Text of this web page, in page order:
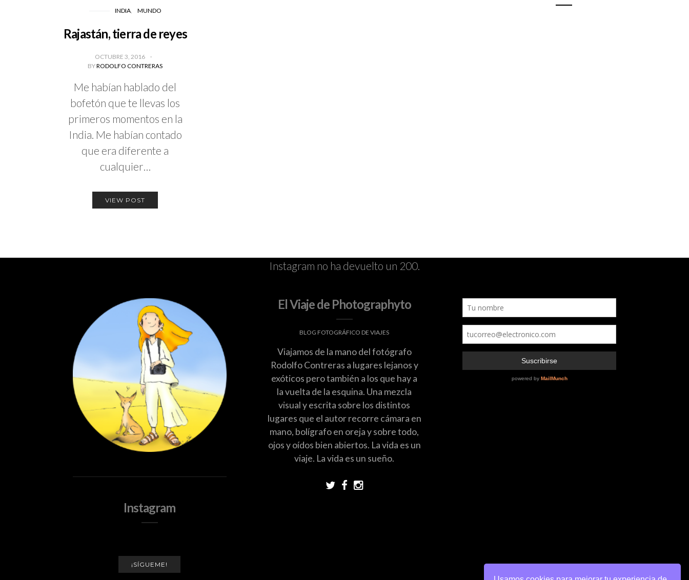
INDIA MUNDO
Rajastán, tierra de reyes
OCTUBRE 3, 2016
BYRODOLFO CONTRERAS
Me habían hablado del
bofetón que te llevas los
primeros momentos en la
India. Me habían contado
que era diferente a
cualquier…
VIEW POST
Instagram no ha devuelto un 200.
Instagram
¡SÍGUEME!
El Viaje de Photographyto
BLOG FOTOGRÁFICO DE VIAJES
Viajamos de la mano del fotógrafo
Rodolfo Contreras a lugares lejanos y
exóticos pero también a los que hay a
la vuelta de la esquina. Una mezcla
visual y escrita sobre los distintos
lugares que el autor recorre cámara en
mano, bolígrafo en oreja y sobre todo,
ojos y oídos bien abiertos. La vida es un
viaje. La vida es un sueño.